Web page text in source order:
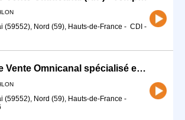
(59552), Nord (59), Hauts-de-France - CDI -
Conseiller-ère Vente Omnicanal spécialisé en pêche
(59552), Nord (59), Hauts-de-France -